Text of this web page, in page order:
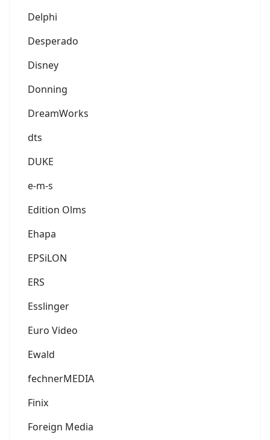
Delphi
Desperado
Disney
Donning
DreamWorks
dts
DUKE
e-m-s
Edition Olms
Ehapa
EPSiLON
ERS
Esslinger
Euro Video
Ewald
fechnerMEDIA
Finix
Foreign Media